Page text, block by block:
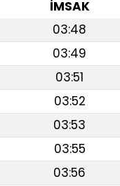
İMSAK
03:48
03:49
03:51
03:52
03:53
03:55
03:56